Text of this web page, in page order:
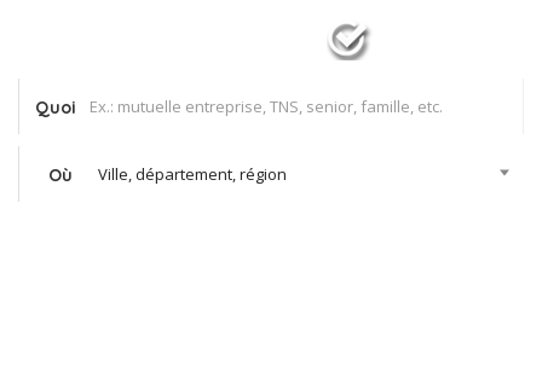
Quoi
Où Ville, département, région